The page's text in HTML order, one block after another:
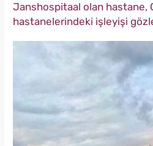
Janshospitaal olan hastane,
hastanelerindeki işleyişi